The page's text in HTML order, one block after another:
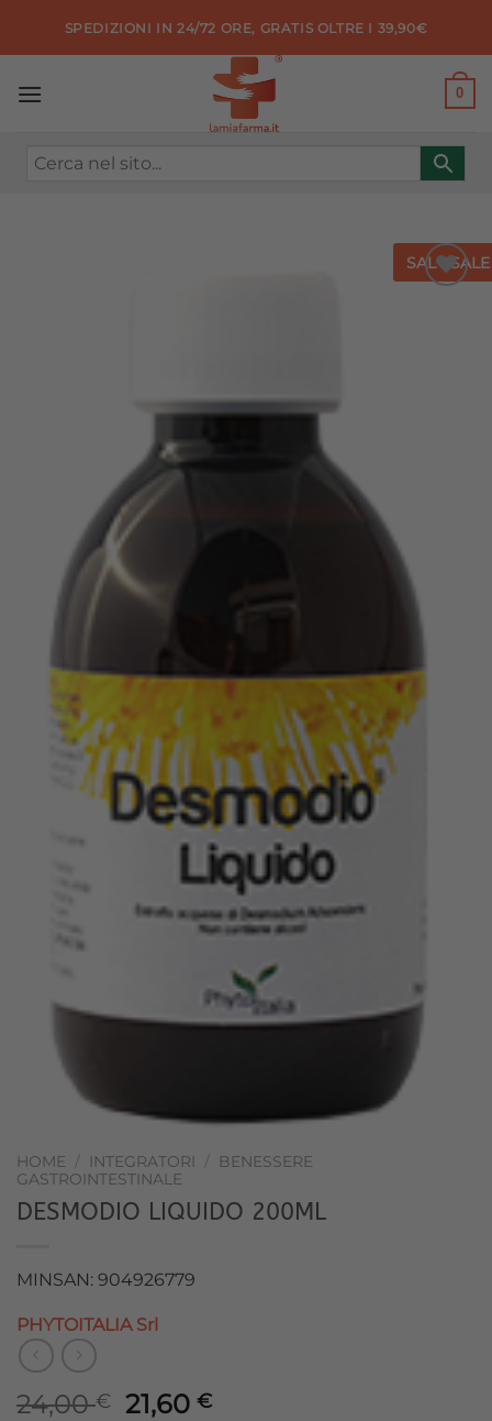
SPEDIZIONI IN 24/72 ORE, GRATIS OLTRE I 39,90€
0
SALE SALE
HOME / INTEGRATORI /
BENESSERE
GASTROINTESTINALE
DESMODIO LIQUIDO 200ML
MINSAN: 904926779
PHYTOITALIA Srl
24,00€
Il
21,60€Il